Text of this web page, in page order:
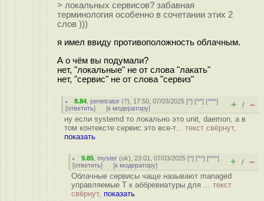
> локальных сервисов? забавная
терминология особенно в сочетании этих 2
слов )))
я имел ввиду противоположность облачным.
А о чём вы подумали?
нет, "локальные" не от слова "лакать"
нет, "сервис" не от слова "сервиз"
8.84 ,penetrator (?), 17:50, 07/03/2025 [^] [^^] [^^^]
[ответить] [к модератору] + / –
ну если systemd то локально это unit, daemon, а в
том контексте сервис это все-т... текст свёрнут,
показать
9.85 ,myster (ok), 23:01, 07/03/2025 [^] [^^] [^^^]
[ответить] [к модератору] + / –
Облачные сервисы чаще называют managed
управляемые Т к аббревиатуры для ... текст
свёрнут, показать